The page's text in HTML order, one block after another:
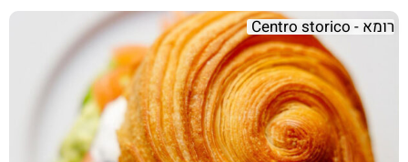
רומא - Centro storico